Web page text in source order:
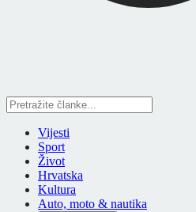
Vijesti
Sport
Život
Hrvatska
Kultura
Auto, moto & nautika